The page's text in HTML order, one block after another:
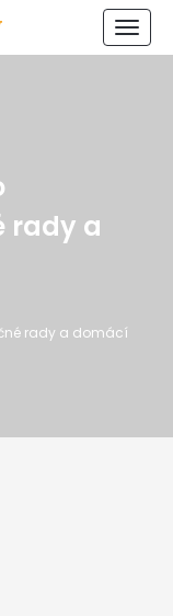
rady a
rady a domácí